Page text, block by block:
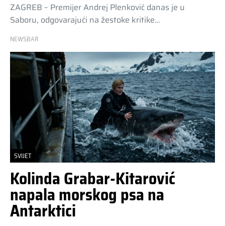
ZAGREB – Premijer Andrej Plenković danas je u
Saboru, odgovarajući na žestoke kritike…
NEWSBAR
SVIJET
Kolinda Grabar-Kitarović
napala morskog psa na
Antarktici